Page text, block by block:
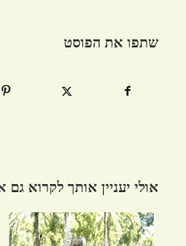
שתפו את הפוסט
אולי יעניין אותך לקרוא